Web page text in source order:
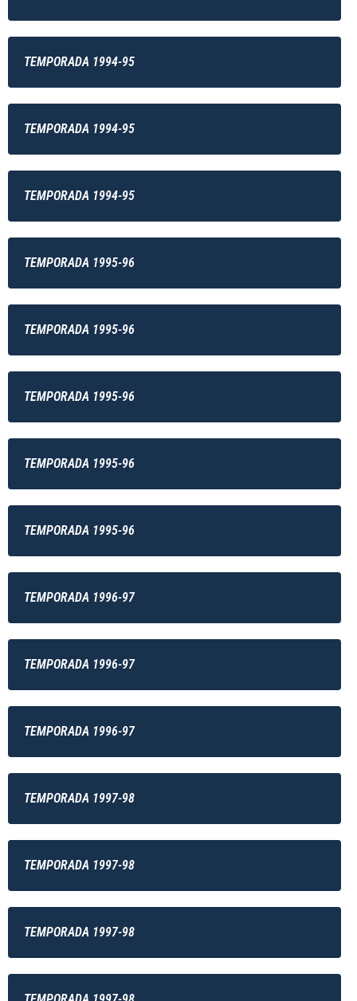
TEMPORADA 1994-95
TEMPORADA 1994-95
TEMPORADA 1994-95
TEMPORADA 1995-96
TEMPORADA 1995-96
TEMPORADA 1995-96
TEMPORADA 1995-96
TEMPORADA 1995-96
TEMPORADA 1996-97
TEMPORADA 1996-97
TEMPORADA 1996-97
TEMPORADA 1997-98
TEMPORADA 1997-98
TEMPORADA 1997-98